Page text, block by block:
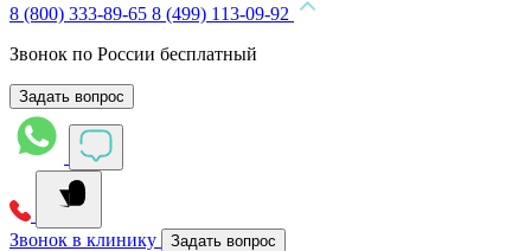
8 (800) 333-89-65 8 (499) 113-09-92
Звонок по России бесплатный
Задать вопрос
Звонок в клинику Задать вопрос